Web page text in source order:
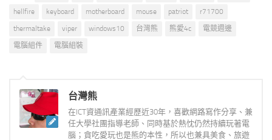
hellfire
keyboard motherboard mouse patriot
r71700
thermaltake
viper windows10 台灣熊 熊愛4c
電競週邊
電腦組件
電腦組裝
台灣熊
在ICT資通訊產業經歷近30年，喜歡網路寫作分享、兼
任大學社團指導老師、同時基於熱忱仍然持續玩著電
腦；貪吃愛玩也是熊的本性，所以也兼具美食、旅遊